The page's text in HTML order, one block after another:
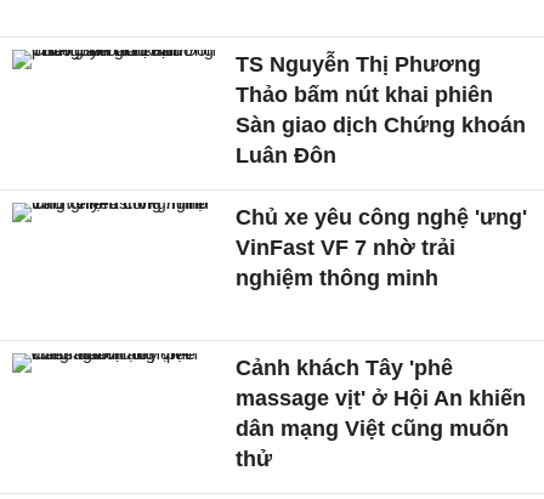
TS Nguyễn Thị Phương
Thảo bấm nút khai phiên
Sàn giao dịch Chứng khoán
Luân Đôn
Chủ xe yêu công nghệ 'ưng'
VinFast VF 7 nhờ trải
nghiệm thông minh
Cảnh khách Tây 'phê
massage vịt' ở Hội An khiến
dân mạng Việt cũng muốn
thử